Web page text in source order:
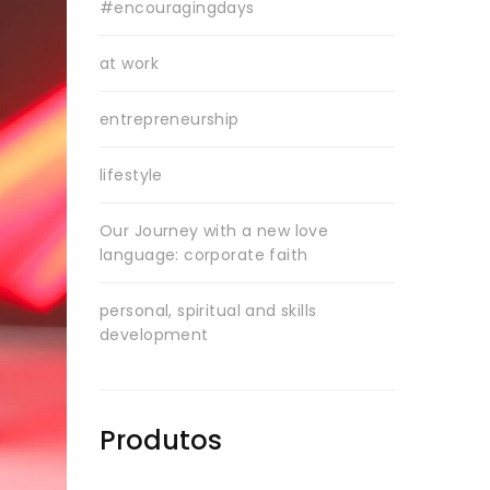
#encouragingdays
at work
entrepreneurship
lifestyle
Our Journey with a new love
language: corporate faith
personal, spiritual and skills
development
Produtos